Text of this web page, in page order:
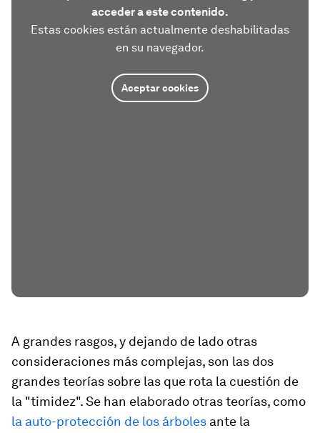
acceder a este contenido.
Estas cookies están actualmente deshabilitadas
en su navegador.
Aceptar cookies
A grandes rasgos, y dejando de lado otras
consideraciones más complejas, son las dos
grandes teorías sobre las que rota la cuestión de
la "timidez". Se han elaborado otras teorías, como
la auto-protección de los árboles ante la